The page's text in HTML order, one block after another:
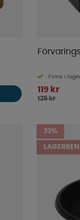
Finns i
119 kr
125 kr
33%